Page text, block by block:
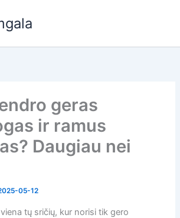
geras
ir ramus
Daugiau nei
05-12
tų sričių, kur norisi tik gero